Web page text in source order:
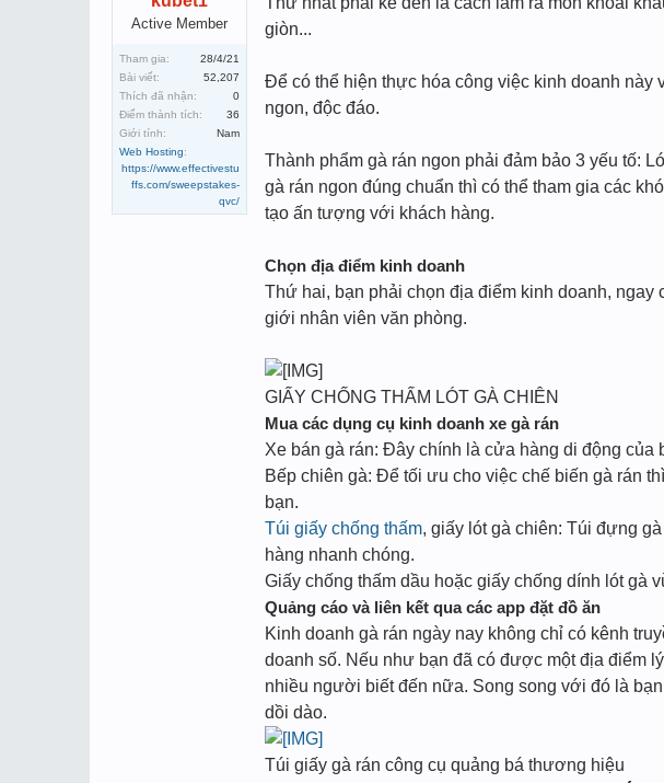
Active Member
Tham gia:
28/4/21
Bài viết:
52,207
Thích đã nhận:
0
Điểm thành tích:
36
Giới tính:
Nam
Web Hosting:
https://www.effectivestu
ffs.com/sweepstakes-
qvc/
giòn...
Để có thể hiện thực hóa công việc kinh doanh này
ngon, độc đáo.
Thành phẩm gà rán ngon phải đảm bảo 3 yếu tố:
gà rán ngon đúng chuẩn thì có thể tham gia các
tạo ấn tượng với khách hàng.
Chọn địa điểm kinh doanh
Thứ hai, bạn phải chọn địa điểm kinh doanh,
giới nhân viên văn phòng.
GIẤY CHỐNG THẤM LÓT GÀ CHIÊN
Mua các dụng cụ kinh doanh xe gà rán
Xe bán gà rán: Đây chính là cửa hàng di động
Bếp chiên gà: Để tối ưu cho việc chế biến gà rán
bạn.
Túi giấy chống thấm, giấy lót gà chiên: Túi đựng
hàng nhanh chóng.
Giấy chống thấm dầu hoặc giấy chống dính lót gà
Quảng cáo và liên kết qua các app đặt đồ ăn
Kinh doanh gà rán ngày nay không chỉ có kênh
doanh số. Nếu như bạn đã có được một địa điểm
nhiều người biết đến nữa. Song song với đó là
dồi dào.
Túi giấy gà rán công cụ quảng bá thương hiệu